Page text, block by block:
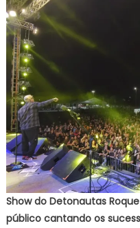
Show do Detonautas
público cantando os